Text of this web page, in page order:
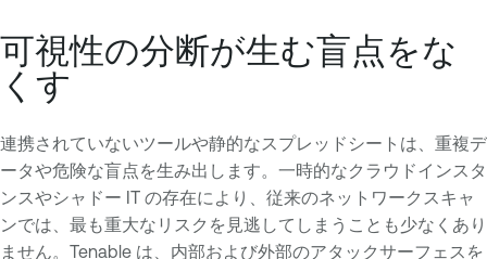
可視性の分断が生む盲点をな
くす
連携されていないツールや静的なスプレッドシートは、重複デ
ータや危険な盲点を生み出します。一時的なクラウドインスタ
ンスやシャドー IT の存在により、従来のネットワークスキャ
ンでは、最も重大なリスクを見逃してしまうことも少なくあり
ません。Tenable は、内部および外部のアタックサーフェスを